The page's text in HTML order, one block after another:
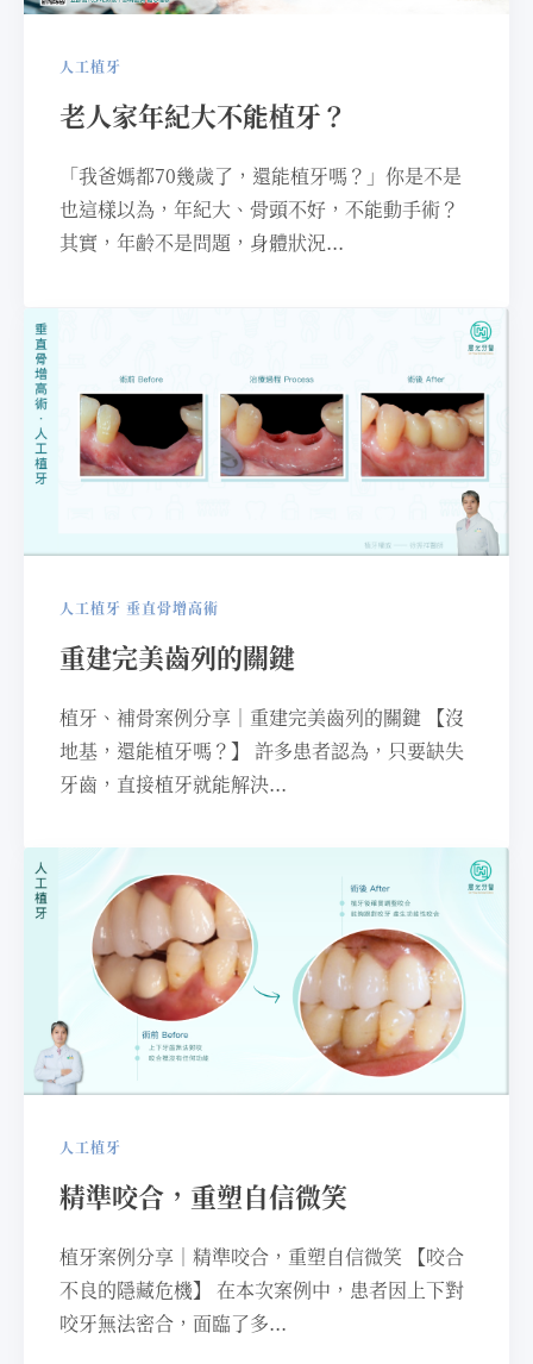
人工植牙
老人家年紀大不能植牙？
「我爸媽都70幾歲了，還能植牙嗎？」你是不是
也這樣以為，年紀大、骨頭不好，不能動手術？
其實，年齡不是問題，身體狀況...
人工植牙 垂直骨增高術
重建完美齒列的關鍵
植牙、補骨案例分享｜重建完美⿒列的關鍵 【沒
地基，還能植牙嗎？】 許多患者認為，只要缺失
牙⿒，直接植牙就能解決...
人工植牙
精準咬合，重塑⾃信微笑
植牙案例分享｜精準咬合，重塑⾃信微笑 【咬合
不良的隱藏危機】 在本次案例中，患者因上下對
咬牙無法密合，⾯臨了多...